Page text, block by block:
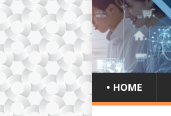
• HOME